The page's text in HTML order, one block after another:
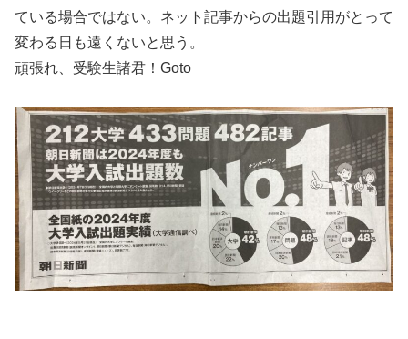
ている場合ではない。ネット記事からの出題引用がとって
変わる日も遠くないと思う。
頑張れ、受験生諸君！Goto